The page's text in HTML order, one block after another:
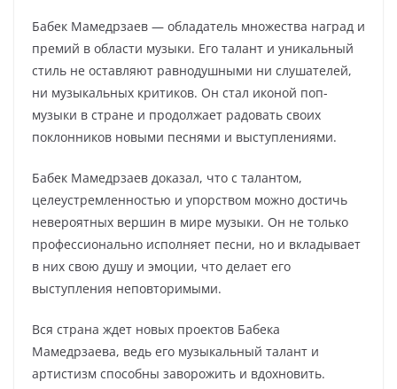
Бабек Мамедрзаев — обладатель множества наград и
премий в области музыки. Его талант и уникальный
стиль не оставляют равнодушными ни слушателей,
ни музыкальных критиков. Он стал иконой поп-
музыки в стране и продолжает радовать своих
поклонников новыми песнями и выступлениями.
Бабек Мамедрзаев доказал, что с талантом,
целеустремленностью и упорством можно достичь
невероятных вершин в мире музыки. Он не только
профессионально исполняет песни, но и вкладывает
в них свою душу и эмоции, что делает его
выступления неповторимыми.
Вся страна ждет новых проектов Бабека
Мамедрзаева, ведь его музыкальный талант и
артистизм способны заворожить и вдохновить.